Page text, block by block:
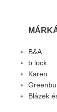
B&A
b.lock
Karen
Blázek